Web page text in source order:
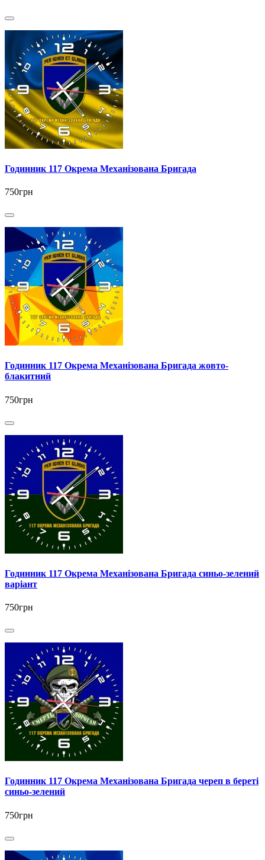
Годинник 117 Окрема Механізована Бригада
750грн
Годинник 117 Окрема Механізована Бригада жовто-
блакитний
750грн
Годинник 117 Окрема Механізована Бригада синьо-зелений
варіант
750грн
Годинник 117 Окрема Механізована Бригада череп в береті
синьо-зелений
750грн